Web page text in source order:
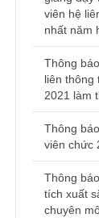
Hội nghị Thấp
viên hệ
nhất năm
Thông
liên thông
2021 làm
Thông
viên chức
Thông
tích xuất
chuyên